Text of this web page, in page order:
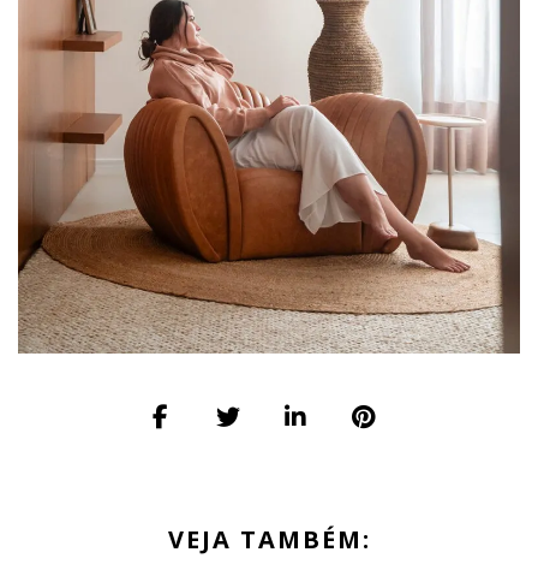
VEJA TAMBÉM: